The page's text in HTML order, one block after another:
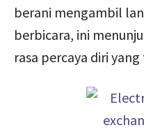
berani mengambil
berbicara, ini
rasa percaya diri